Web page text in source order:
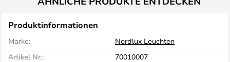
Produktinformationen
Marke:
Nordlux Leuchten
Artikel Nr.:
70010007